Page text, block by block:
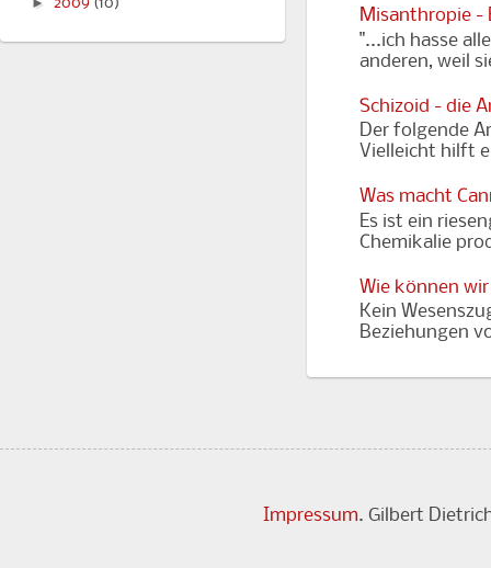
Misanthropie -
"...ich hasse
anderen, weil
Schizoid - die
Der folgende
Vielleicht hilft
Was macht
Es ist ein
Chemikalie
Wie können
Kein
Beziehungen
2009 (10)
Impressum. Gilbert